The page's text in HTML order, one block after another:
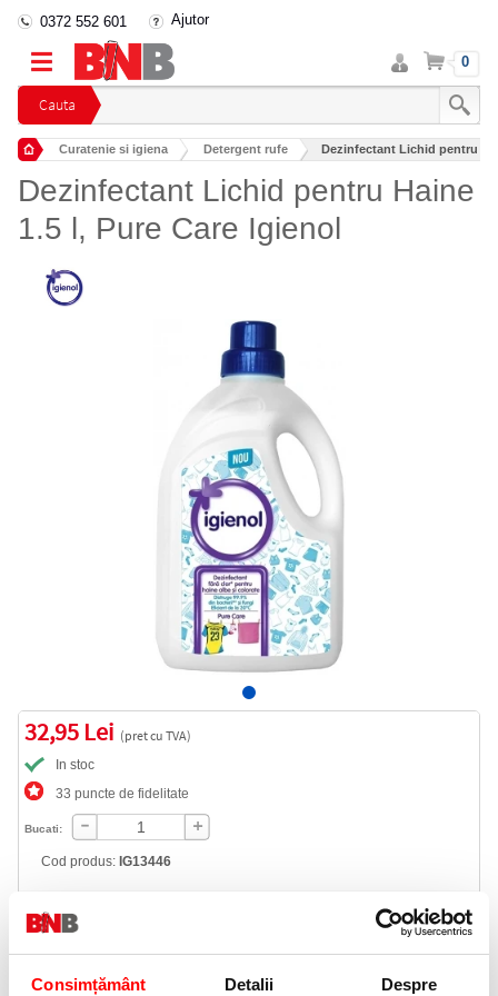
Consimțământ Detalii Despre
Cauta
0372 552 601 Ajutor
Intra
in
cont
Cos 0
Curatenie si igiena Detergent rufe Dezinfectant Lichid pentru
Dezinfectant Lichid pentru Haine
1.5 l, Pure Care Igienol
32,95 Lei (pret cu TVA)
In stoc
33 puncte de fidelitate
Bucati:
Cod produs: IG13446
Telefon: